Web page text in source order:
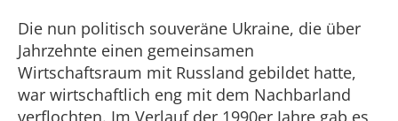
Die nun politisch souveräne Ukraine, die über
Jahrzehnte einen gemeinsamen
Wirtschaftsraum mit Russland gebildet hatte,
war wirtschaftlich eng mit dem Nachbarland
verflochten. Im Verlauf der 1990er Jahre gab es